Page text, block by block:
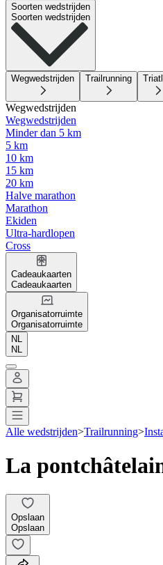
Soorten wedstrijden
Soorten wedstrijden
Wegwedstrijden Trailrunning
Wegwedstrijden
Wegwedstrijden
Minder dan 5 km
5 km
10 km
15 km
20 km
Halve marathon
Marathon
Ekiden
Ultra-hardlopen
Cross
Cadeaukaarten
Cadeaukaarten
Organisatorruimte
Organisatorruimte
NL
NL
Alle wedstrijden>Trailrunning>
La
Opslaan
Opslaan